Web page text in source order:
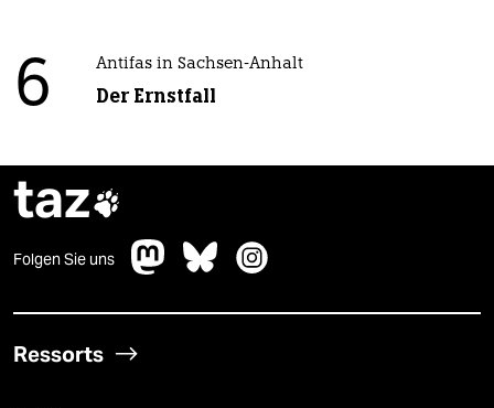
6 Antifas in Sachsen-Anhalt
Der Ernstfall
taz
Folgen Sie uns
Ressorts